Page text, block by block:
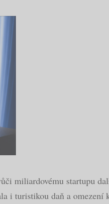
miliardovému startupu
i turistikou daň a omezení